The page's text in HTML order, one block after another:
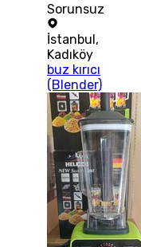
Sorunsuz
İstanbul ,
Kadıköy
buz kırıcı
(Blender)